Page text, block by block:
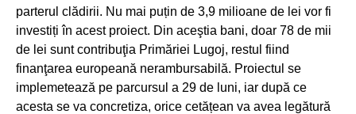
parterul clădirii. Nu mai puțin de 3,9 milioane de lei vor fi
investiți în acest proiect. Din aceştia bani, doar 78 de mii
de lei sunt contribuţia Primăriei Lugoj, restul fiind
finanţarea europeană nerambursabilă. Proiectul se
implemetează pe parcursul a 29 de luni, iar după ce
acesta se va concretiza, orice cetățean va avea legătură